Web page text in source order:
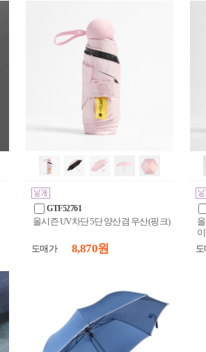
GTF52761
올시즌 UV차단 5단 양산겸 우산(핑크)
도매가 8,870 원